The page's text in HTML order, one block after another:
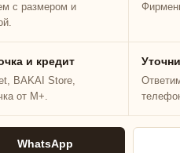
с размером и
и кредит
BAKAI Store,
от M+.
WhatsApp